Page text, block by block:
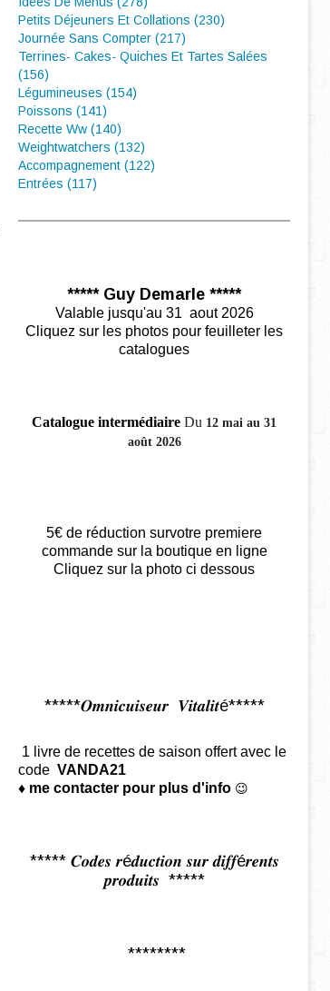
Petits Déjeuners Et Collations (230)
Journée Sans Compter (217)
Terrines- Cakes- Quiches Et Tartes Salées
(156)
Légumineuses (154)
Poissons (141)
Recette Ww (140)
Weightwatchers (132)
Accompagnement (122)
Entrées (117)
***** Guy Demarle *****
Valable jusqu'au 31 aout 2026
Cliquez sur les photos pour feuilleter les
catalogues
Catalogue intermédiaire Du 12 mai au 31
août 2026
5€ de réduction survotre premiere
commande sur la boutique en ligne
Cliquez sur la photo ci dessous
*****𝑶𝒎𝒏𝒊𝒄𝒖𝒊𝒔𝒆𝒖𝒓 𝑽𝒊𝒕𝒂𝒍𝒊𝒕é*****
1 livre de recettes de saison offertavec le
code VANDA21
♦ me contacter pour plus d'info 😉
***** 𝑪𝒐𝒅𝒆𝒔 𝒓é𝒅𝒖𝒄𝒕𝒊𝒐𝒏 𝒔𝒖𝒓 𝒅𝒊𝒇𝒇é𝒓𝒆𝒏𝒕𝒔
𝒑𝒓𝒐𝒅𝒖𝒊𝒕𝒔 *****
********